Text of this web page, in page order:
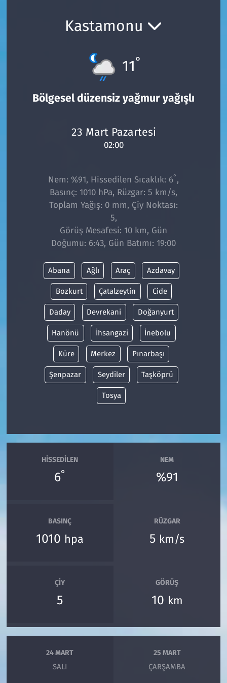
Kastamonu
11°
Bölgesel düzensiz yağmur yağışlı
23 Mart Pazartesi
02:00
Nem: %91, Hissedilen Sıcaklık: 6° ,
Basınç: 1010 hPa, Rüzgar: 5 km/s,
Toplam Yağış: 0 mm, Çiy Noktası:
5,
Görüş Mesafesi: 10 km, Gün
Doğumu: 6:43, Gün Batımı: 19:00
Abana Ağlı Araç Azdavay
Bozkurt Çatalzeytin Cide
Daday Devrekani Doğanyurt
Hanönü İhsangazi İnebolu
Küre Merkez Pınarbaşı
Şenpazar Seydiler Taşköprü
Tosya
HISSEDILEN
6°
NEM
%91
BASINÇ
1010 hpa
RÜZGAR
5 km/s
ÇIY
5
GÖRÜŞ
10 km
24 MART
SALI
25 MART
ÇARŞAMBA
Video
Kültür Sanat
Saray
Spor
Süleymanpaşa
Tekirdağ